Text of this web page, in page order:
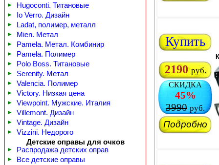
► Hugoconti. Титановые
► Io Verro. Дизайн
► Ladat, полимер, металл
► Mien. Метал
► Pamela. Метал. Комбинир
► Pamela. Полимер
► Polo Boss. Титановые
► Serenity. Метал
► Valencia. Полимер
► Victory. Низкая цена
► Viewpoint. Мужские. Италия
► Villemont. Дизайн
► Vintage. Дизайн
►
Vizzini. Недорого
Детские оправы для очков
► Распродажа детских оправ
► Все детские оправы
Купить
2190 руб.
СКИДКА
45%
3990 руб.
Подробно